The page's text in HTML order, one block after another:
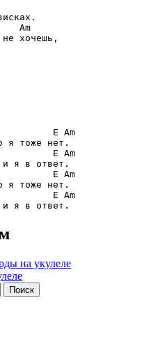
Am
хочешь,
E Am
я тоже нет.
E Am
я в ответ.
E Am
я тоже нет.
E Am
на укулеле